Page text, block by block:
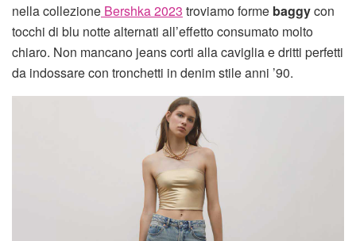
nella collezione Bershka 2023 troviamo forme baggycon
tocchi di blu notte alternati all’effetto consumato molto
chiaro. Non mancano jeans corti alla caviglia e dritti perfetti
da indossare con tronchetti in denim stile anni ’90.